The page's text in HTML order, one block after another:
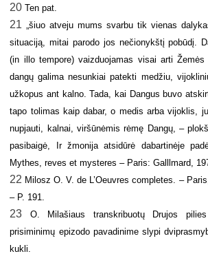
20 Ten pat.
21 „šiuo atveju mums svarbu tik vienas
situaciją, mitai parodo jos nečionykštį pobūdį.
(in illo tempore) vaizduojamas visai arti
dangų galima nesunkiai patekti medžiu,
užkopus ant kalno. Tada, kai Dangus buvo
tapo tolimas kaip dabar, o medis arba vijoklis,
nupjauti, kalnai, viršūnėmis rėmę Dangų, –
pasibaigė, Ir žmonija atsidūrė dabartinėje
Mythes, reves et mysteres – Paris: Galllmard,
22 Milosz O. V. de L’Oeuvres completes. –
– P. 191.
23 O. Milašiaus transkribuotų Drujos
prisiminimų epizodo pavadinime slypi
kukli.